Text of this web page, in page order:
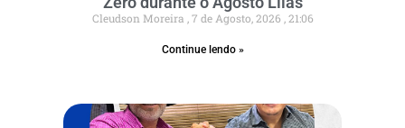
Cleudson Moreira 7 de Agosto, 2026 21:06
Continue lendo »